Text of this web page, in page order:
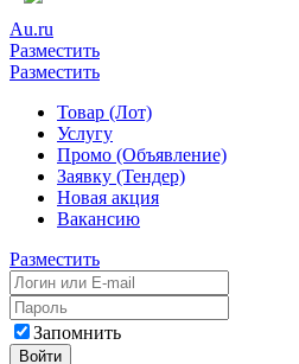
Au.ru
Разместить
Разместить
Товар (Лот)
Услугу
Промо (Объявление)
Заявку (Тендер)
Новая акция
Вакансию
Разместить
Запомнить
Войти